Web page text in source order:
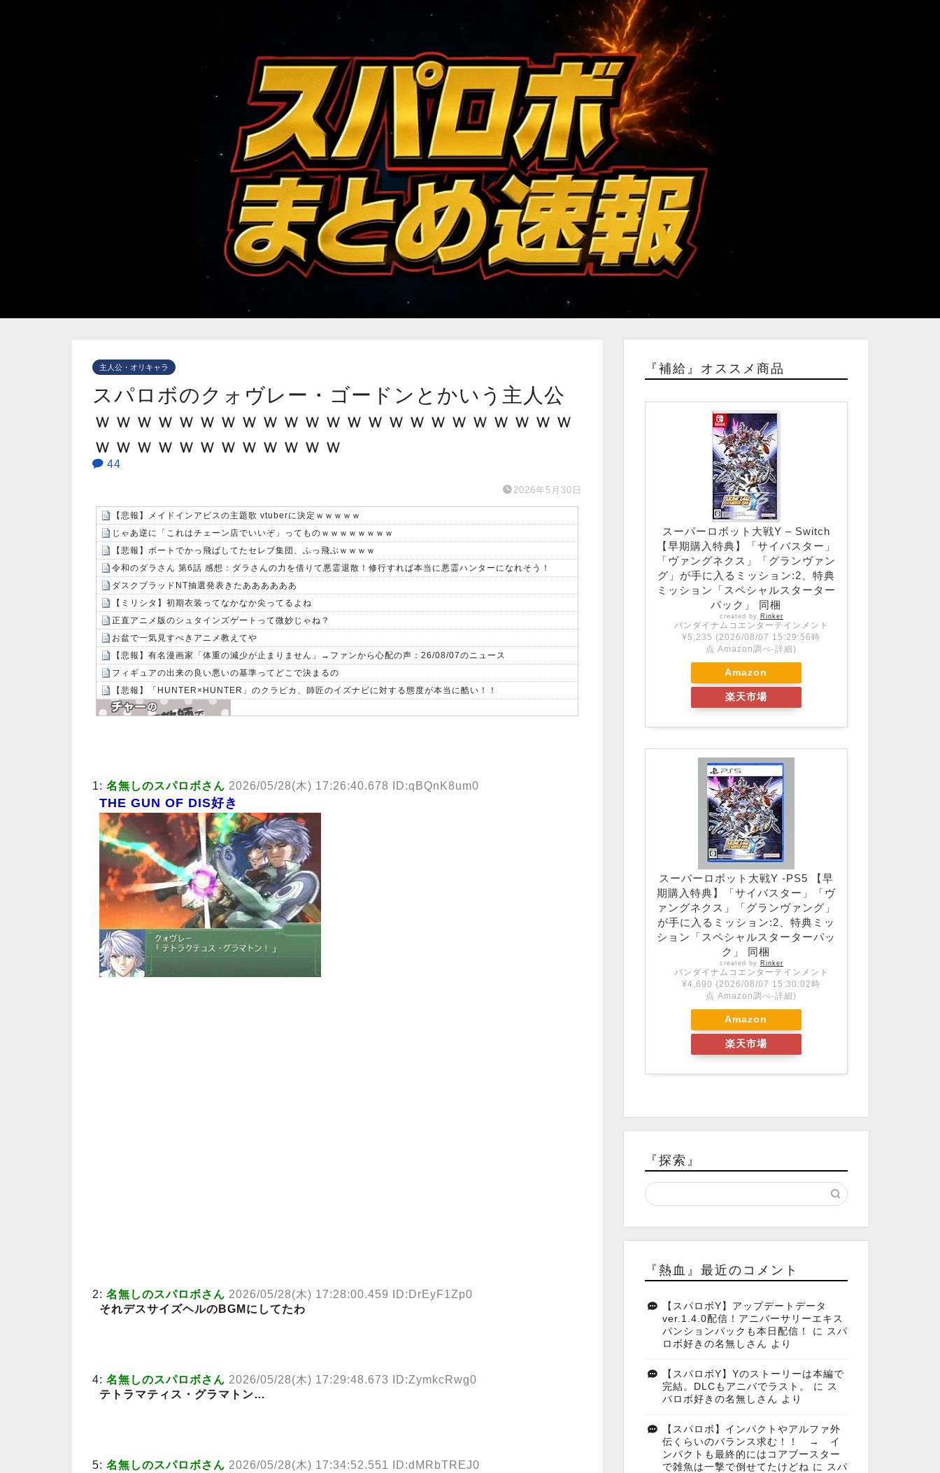
主人公・オリキャラ
スパロボのクォヴレー・ゴードンとかいう主人公
ｗｗｗｗｗｗｗｗｗｗｗｗｗｗｗｗｗｗｗｗｗｗｗ
ｗｗｗｗｗｗｗｗｗｗｗｗ
44
2026年5月30日
【悲報】メイドインアビスの主題歌 vtuberに決定ｗｗｗｗｗ
じゃあ逆に「これはチェーン店でいいぞ」ってものｗｗｗｗｗｗｗｗ
【悲報】ボートでかっ飛ばしてたセレブ集団、ふっ飛ぶｗｗｗｗ
令和のダラさん 第6話 感想：ダラさんの力を借りて悪霊退散！修行すれば本当に悪霊ハンターになれそう！
ダスクブラッドNT抽選発表きたああああああ
【ミリシタ】初期衣装ってなかなか尖ってるよね
正直アニメ版のシュタインズゲートって微妙じゃね？
お盆で一気見すべきアニメ教えてや
【悲報】有名漫画家「体重の減少が止まりません」→ファンから心配の声：26/08/07のニュース
フィギュアの出来の良い悪いの基準ってどこで決まるの
【悲報】「HUNTER×HUNTER」のクラピカ、師匠のイズナビに対する態度が本当に酷い！！
1: 名無しのスパロボさん 2026/05/28(木) 17:26:40.678 ID:qBQnK8um0
THE GUN OF DIS好き
2: 名無しのスパロボさん 2026/05/28(木) 17:28:00.459 ID:DrEyF1Zp0
それデスサイズヘルのBGMにしてたわ
4: 名無しのスパロボさん 2026/05/28(木) 17:29:48.673 ID:ZymkcRwg0
テトラマティス・グラマトン…
5: 名無しのスパロボさん 2026/05/28(木) 17:34:52.551 ID:dMRbTREJ0
『補給』オススメ商品
スーパーロボット大戦Y – Switch
【早期購入特典】「サイバスター」
「ヴァングネクス」「グランヴァン
グ」が手に入るミッション:2、特典
ミッション「スペシャルスターター
パック」 同梱
created by Rinker
バンダイナムコエンターテインメント
¥5,235 (2026/08/07 15:29:56時
点 Amazon調べ-詳細)
Amazon
楽天市場
スーパーロボット大戦Y -PS5 【早
期購入特典】「サイバスター」「ヴ
ァングネクス」「グランヴァング」
が手に入るミッション:2、特典ミッ
ション「スペシャルスターターパッ
ク」 同梱
created by Rinker
バンダイナムコエンターテインメント
¥4,690 (2026/08/07 15:30:02時
点 Amazon調べ-詳細)
Amazon
楽天市場
『探索』
『熱血』最近のコメント
【スパロボY】アップデートデータ
ver.1.4.0配信！アニバーサリーエキス
パンションパックも本日配信！
に
スパ
ロボ好きの名無しさん より
【スパロボY】Yのストーリーは本編で
完結。DLCもアニバでラスト。
に
ス
パロボ好きの名無しさん より
【スパロボ】インパクトやアルファ外
伝くらいのバランス求む！！ → イ
ンパクトも最終的にはコアブースター
で雑魚は一撃で倒せてたけどね に
スパ